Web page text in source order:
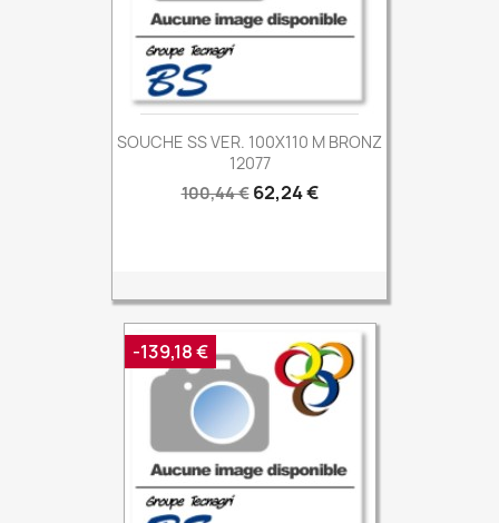
SOUCHE SS VER. 100X110 M BRONZ
12077
Prix
100,44 € Prix
62,24 €
-139,18 €